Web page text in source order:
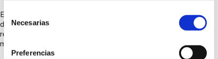
Selección
de
consentimiento
Necesarias
Preferencias
Estas actividades enseñan a los niños y niñas la importancia
de la polinización, fomentan hábitos sostenibles,
responsabilidad ambiental y respeto por la biodiversidad del
municipio.